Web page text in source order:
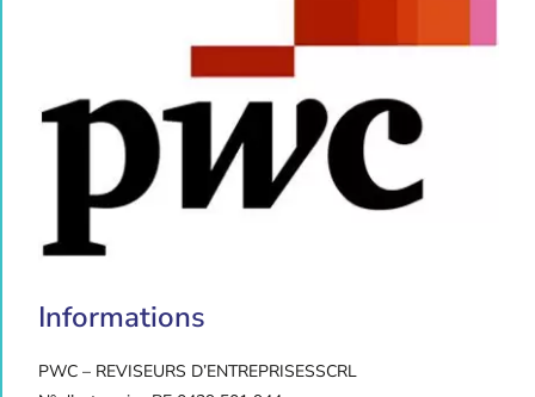
Informations
PWC – REVISEURS D’ENTREPRISESSCRL